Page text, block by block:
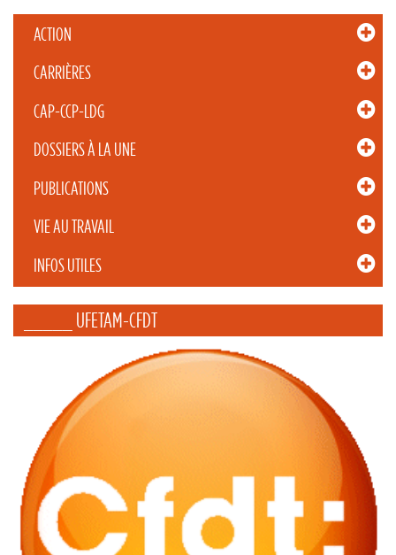
ACTION
CARRIÈRES
CAP-CCP-LDG
DOSSIERS À LA UNE
PUBLICATIONS
VIE AU TRAVAIL
INFOS UTILES
_____ UFETAM-CFDT